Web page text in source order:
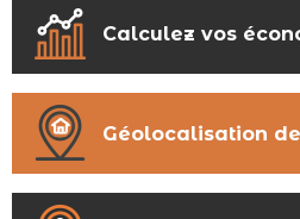
Calculez vos
Géolocalisation